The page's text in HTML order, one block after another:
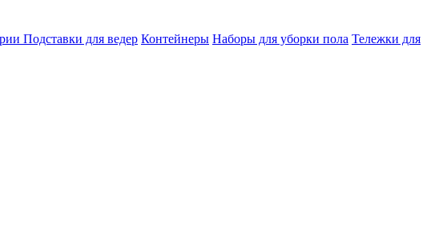
Подставки для ведер Контейнеры Наборы для уборки пола Тележки для